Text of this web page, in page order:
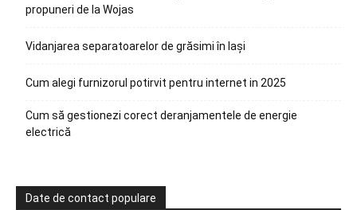
propuneri de la Wojas
Vidanjarea separatoarelor de grăsimi în Iași
Cum alegi furnizorul potirvit pentru internet in 2025
Cum să gestionezi corect deranjamentele de energie
electrică
Date de contact populare